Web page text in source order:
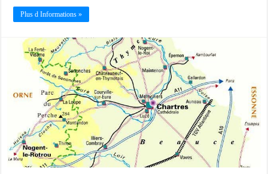
Plus d Informations »